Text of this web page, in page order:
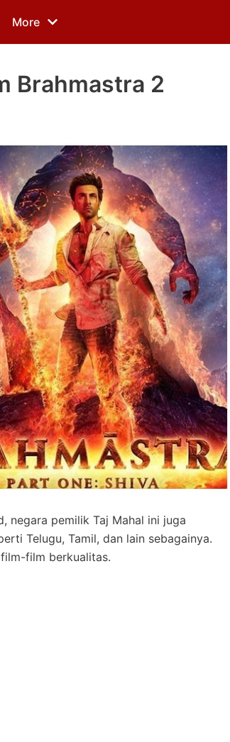
More
Brahmastra 2
negara pemilik Taj Mahal ini juga
Telugu, Tamil, dan lain sebagainya.
film berkualitas.